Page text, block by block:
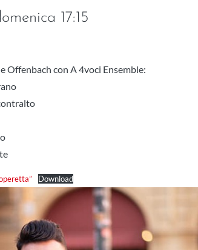
17:15
Offenbach con A 4voci Ensemble:
Download